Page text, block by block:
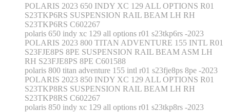
POLARIS 2023 650 INDY XC 129 ALL OPTIONS R01
S23TKP6RS SUSPENSION RAIL BEAM LH RH
S23TKP6RS C602267
polaris 650 indy xc 129 all options r01 s23tkp6rs -2023
POLARIS 2023 800 TITAN ADVENTURE 155 INTL R01
S23FJE8PS 8PE SUSPENSION RAIL BEAM ASM LH
RH S23FJE8PS 8PE C601588
polaris 800 titan adventure 155 intl r01 s23fje8ps 8pe -2023
POLARIS 2023 850 INDY XC 129 ALL OPTIONS R01
S23TKP8RS SUSPENSION RAIL BEAM LH RH
S23TKP8RS C602267
polaris 850 indy xc 129 all options r01 s23tkp8rs -2023